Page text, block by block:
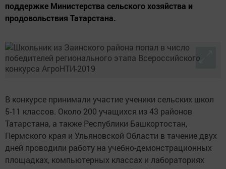
поддержке Министерства сельского хозяйства и
продовольствия Татарстана.
В конкурсе принимали участие ученики сельских школ
5-11 классов. Около 200 учащихся из 43 районов
Татарстана, а также Республики Башкортостан,
Пермского края и Ульяновской Области в тачение двух
дней проводили работу на учебно-демонстрационных
площадках, компьютерных классах и лабораториях